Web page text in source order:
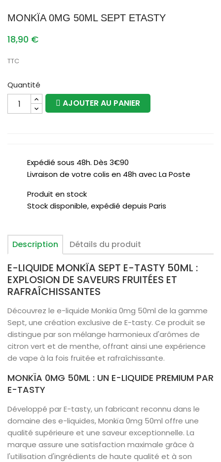
MONKÏA 0MG 50ML SEPT ETASTY
18,90 €
TTC
Quantité
AJOUTER AU PANIER
Expédié sous 48h. Dès 3€90
Livraison de votre colis en 48h avec La Poste
Produit en stock
Stock disponible, expédié depuis Paris
Description Détails du produit
E-LIQUIDE MONKÏA SEPT E-TASTY 50ML :
EXPLOSION DE SAVEURS FRUITÉES ET
RAFRAÎCHISSANTES
Découvrez le e-liquide Monkïa 0mg 50ml de la gamme
Sept, une création exclusive de E-tasty. Ce produit se
distingue par son mélange harmonieux d'arômes de
citron vert et de menthe, offrant ainsi une expérience
de vape à la fois fruitée et rafraîchissante.
MONKÏA 0MG 50ML : UN E-LIQUIDE PREMIUM PAR
E-TASTY
Développé par E-tasty, un fabricant reconnu dans le
domaine des e-liquides, Monkïa 0mg 50ml offre une
qualité supérieure et une saveur exceptionnelle. La
marque assure une satisfaction maximale grâce à
l'utilisation d'ingrédients de haute qualité et à son